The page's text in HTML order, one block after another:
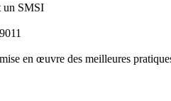
un SMSI
en œuvre des meilleures